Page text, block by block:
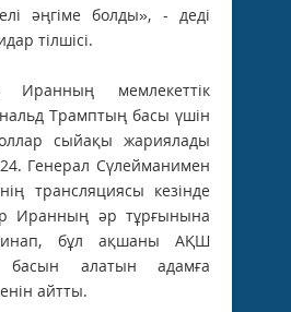
әңгіме болды», - деді
тілшісі.
мемлекеттік
Трамптың басы үшін
сыйақы жариялады
Генерал Сүлейманимен
трансляциясы кезінде
Иранның әр тұрғынына
бұл ақшаны АҚШ
басын алатын адамға
айтты.